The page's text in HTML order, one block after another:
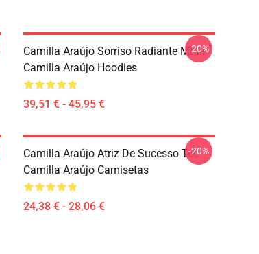
Camilla Araújo Sorriso Radiante Motif
Camilla Araújo Hoodies
39,51 € - 45,95 €
-20%
Camilla Araújo Atriz De Sucesso Tee
Camilla Araújo Camisetas
24,38 € - 28,06 €
-20%